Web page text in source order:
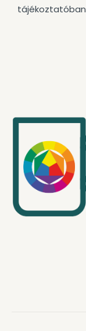
tájékoztatóban